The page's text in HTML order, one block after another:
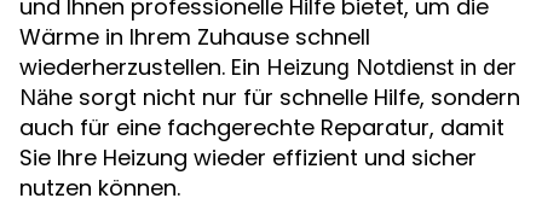
und Ihnen professionelle Hilfe bietet, um die
Wärme in Ihrem Zuhause schnell
wiederherzustellen. Ein Heizung Notdienst in der
Nähe sorgt nicht nur für schnelle Hilfe, sondern
auch für eine fachgerechte Reparatur, damit
Sie Ihre Heizung wieder effizient und sicher
nutzen können.